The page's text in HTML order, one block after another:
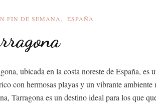
FIN DE SEMANA ESPAÑA
ubicada en la costa noreste de España,
con hermosas playas y un vibrante
Tarragona es un destino ideal para los que